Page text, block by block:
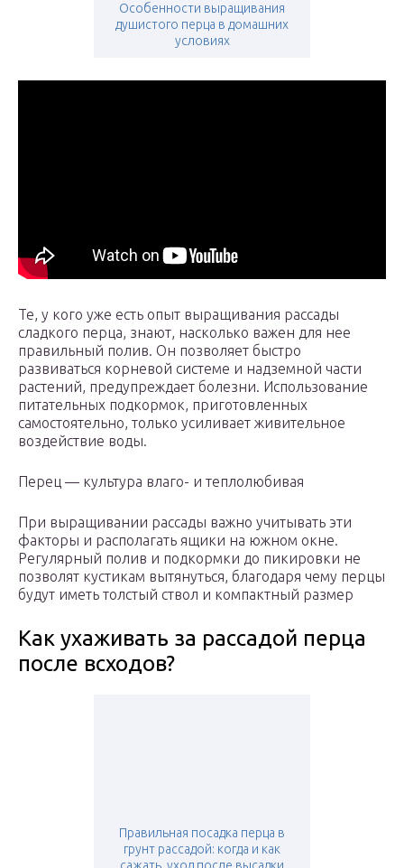
Особенности выращивания
душистого перца в домашних
условиях
Те, у кого уже есть опыт выращивания рассады
сладкого перца, знают, насколько важен для нее
правильный полив. Он позволяет быстро
развиваться корневой системе и надземной части
растений, предупреждает болезни. Использование
питательных подкормок, приготовленных
самостоятельно, только усиливает живительное
воздействие воды.
Перец — культура влаго- и теплолюбивая
При выращивании рассады важно учитывать эти
факторы и располагать ящики на южном окне.
Регулярный полив и подкормки до пикировки не
позволят кустикам вытянуться, благодаря чему перцы
будут иметь толстый ствол и компактный размер
Как ухаживать за рассадой перца
после всходов?
Правильная посадка перца в
грунт рассадой: когда и как